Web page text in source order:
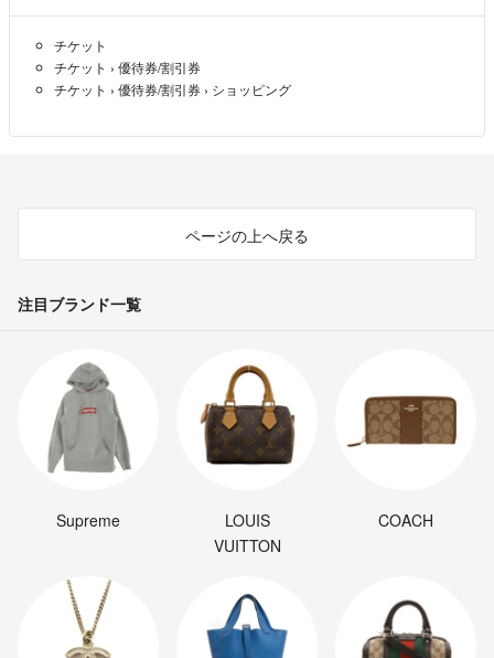
発送中の事故等、不安な方は、別途負担にて対応します。
購入前に状態などご確認ください。
お気持ちお値下げさせていただきます(о´∀`о)
いろいろ、小うるさく書きましたが、
最後までお読みいただき、ありがとうございました。
よろしくお願い致しますm(_ _)m
チケット
チケット › 優待券/割引券
チケット › 優待券/割引券 › ショッピング
ページの上へ戻る
注目ブランド一覧
Supreme
LOUIS
VUITTON
COACH